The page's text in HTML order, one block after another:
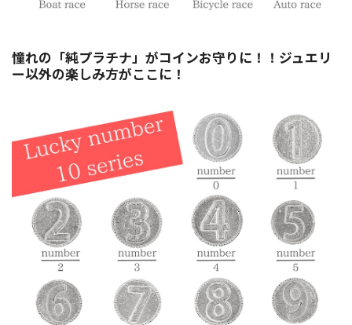
憧れの「純プラチナ」がコインお守りに！！ジュエリ
ー以外の楽しみ方がここに！